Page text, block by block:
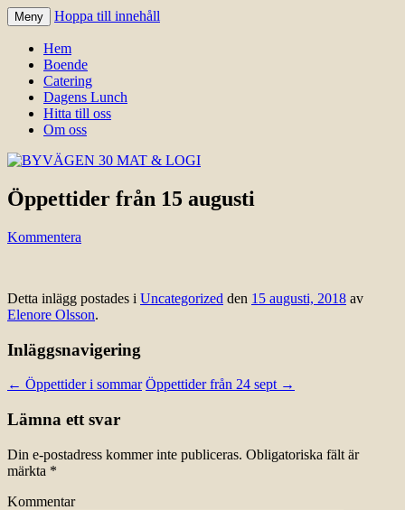
BYVÄGEN 30 MAT & LOGI
upplevelse hos oss.
Meny Hoppa till innehåll
Hem
Boende
Catering
Dagens Lunch
Hitta till oss
Om oss
Öppettider från 15 augusti
Kommentera
Detta inlägg postades i Uncategorized den 15 augusti, 2018 av
Elenore Olsson.
Inläggsnavigering
← Öppettider i sommar Öppettider från 24 sept →
Lämna ett svar
Din e-postadress kommer inte publiceras. Obligatoriska fält är
märkta *
Kommentar